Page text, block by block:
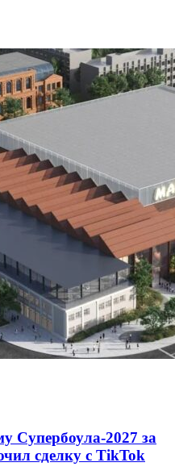
Супербоула-2027 за
сделку с TikTok